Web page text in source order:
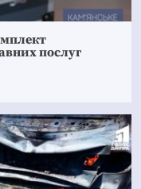
послуг